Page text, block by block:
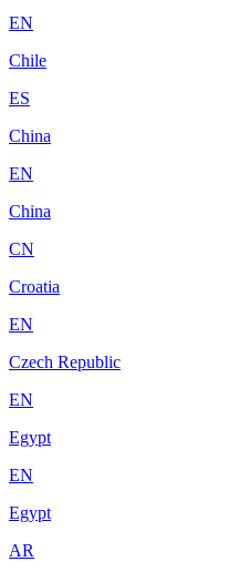
EN
Chile
ES
China
EN
China
CN
Croatia
EN
Czech Republic
EN
Egypt
EN
Egypt
AR